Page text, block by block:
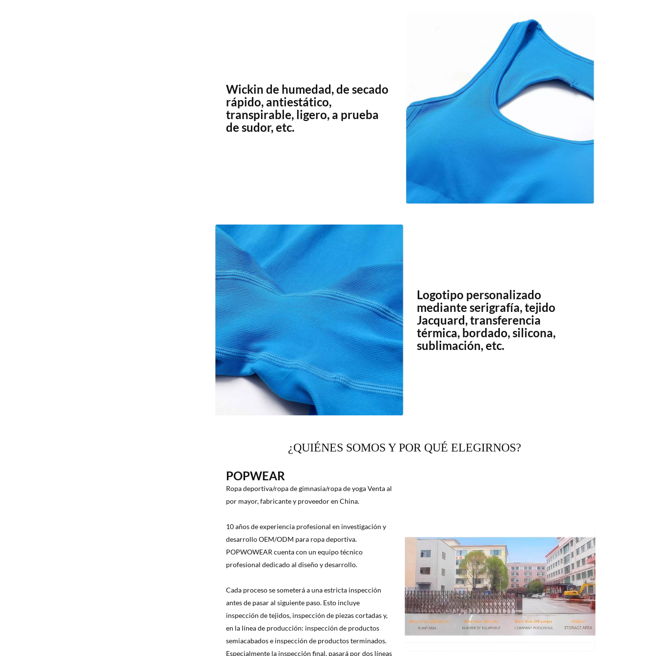
Wickin de humedad, de secado
rápido, antiestático,
transpirable, ligero, a prueba
de sudor, etc.
Logotipo personalizado
mediante serigrafía, tejido
Jacquard, transferencia
térmica, bordado, silicona,
sublimación, etc.
¿QUIÉNES SOMOS Y POR QUÉ ELEGIRNOS?
POPWEAR
Ropa deportiva/ropa de gimnasia/ropa de yoga Venta al
por mayor, fabricante y proveedor en China.
10 años de experiencia profesional en investigación y
desarrollo OEM/ODM para ropa deportiva.
POPWOWEAR cuenta con un equipo técnico
profesional dedicado al diseño y desarrollo.
Cada proceso se someterá a una estricta inspección
antes de pasar al siguiente paso. Esto incluye
inspección de tejidos, inspección de piezas cortadas y,
en la línea de producción: inspección de productos
semiacabados e inspección de productos terminados.
Especialmente la inspección final, pasará por dos líneas